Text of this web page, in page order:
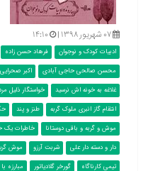
۰۷ شهریور ۱۳۹۸ | ۱۴:۱۰
ادبیات کودک و نوجوان فرهاد حسن زاده
محسن صالحی حاجی آبادی
اکبر صحرایی
غلاغه به خونه اش نرسید
خواستگار ذلیل
انتقام گاز انبری ملوک گربه
طنز و پند
موش و گربه و باقی دوستانا
خاطرات یک
دار و دسته دار علی
شربت آرزو موش
تیمی کارناگاه
گورخر گلادیاتور مبارزه